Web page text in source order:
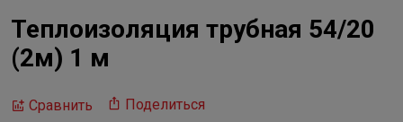
Теплоизоляция трубная 54/20
(2м) 1 м
Сравнить Поделиться